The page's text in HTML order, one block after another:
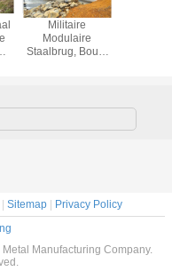
Militaire
Modulaire
Staalbrug, Bouw
Sitemap
Privacy Policy
Manufacturing Company.